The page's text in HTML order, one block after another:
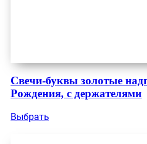
Свечи-буквы золотые
Рождения, с держателями
Выбрать